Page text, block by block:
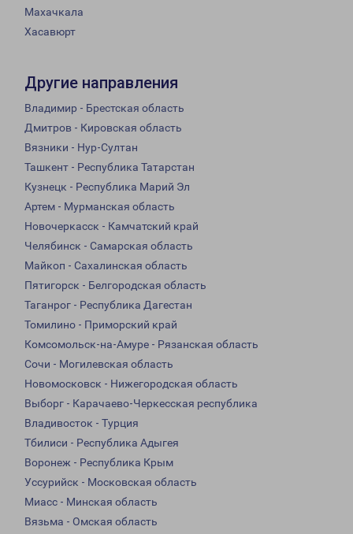
Махачкала
Хасавюрт
Другие направления
Владимир - Брестская область
Дмитров - Кировская область
Вязники - Нур-Султан
Ташкент - Республика Татарстан
Кузнецк - Республика Марий Эл
Артем - Мурманская область
Новочеркасск - Камчатский край
Челябинск - Самарская область
Майкоп - Сахалинская область
Пятигорск - Белгородская область
Таганрог - Республика Дагестан
Томилино - Приморский край
Комсомольск-на-Амуре - Рязанская область
Сочи - Могилевская область
Новомосковск - Нижегородская область
Выборг - Карачаево-Черкесская республика
Владивосток - Турция
Тбилиси - Республика Адыгея
Воронеж - Республика Крым
Уссурийск - Московская область
Миасс - Минская область
Вязьма - Омская область